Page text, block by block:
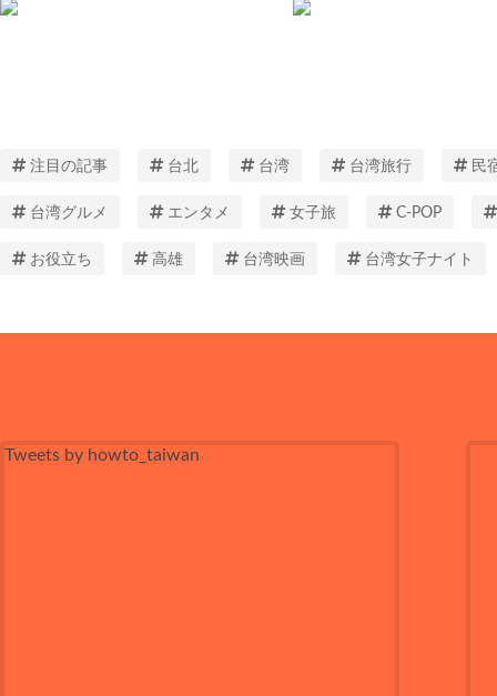
注目の記事 台北 台湾 台湾旅行 民
台湾グルメ エンタメ 女子旅 C-POP
お役立ち 高雄 台湾映画 台湾女子ナイト
Tweets by howto_taiwan